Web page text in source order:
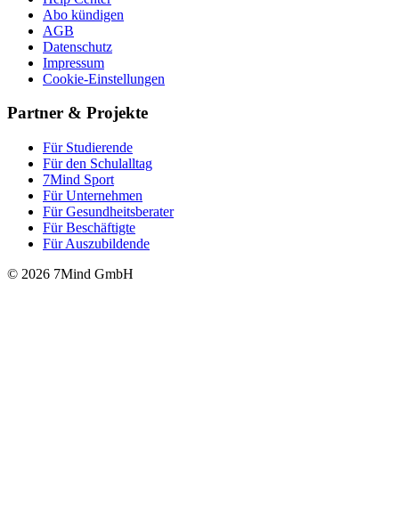
Abo kündigen
AGB
Datenschutz
Impressum
Cookie-Einstellungen
Partner & Projekte
Für Stu­die­rende
Für den Schulalltag
7Mind Sport
Für Unter­neh­men
Für Gesund­heits­be­ra­ter
Für Beschäftigte
Für Auszubildende
© 2026 7Mind GmbH